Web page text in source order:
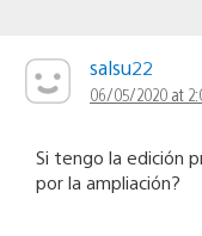
salsu22
06/05/2020 at
Si tengo la edición
por la ampliación?